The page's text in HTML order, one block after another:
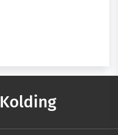
Kolding